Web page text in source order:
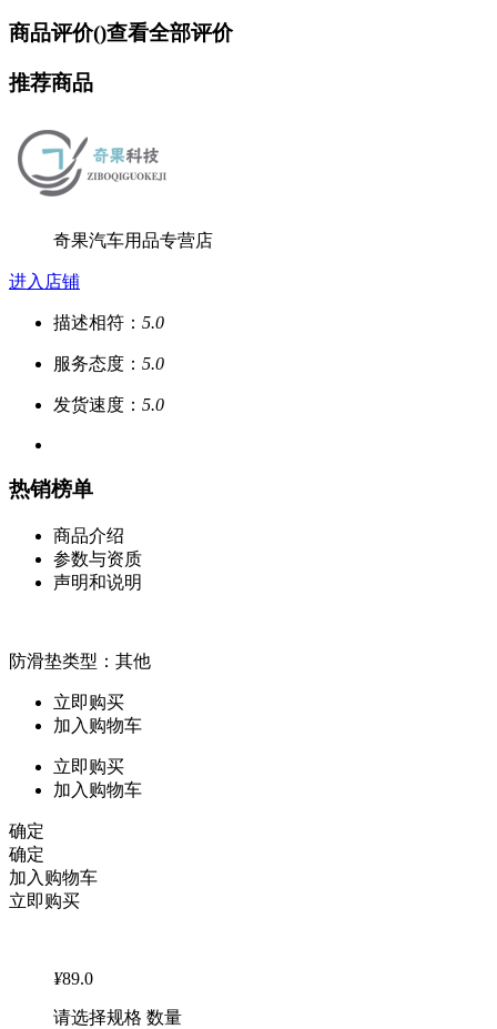
商品评价()查看全部评价
推荐商品
奇果汽车用品专营店
进入店铺
描述相符： 5.0
服务态度： 5.0
发货速度： 5.0
热销榜单
商品介绍
参数与资质
声明和说明
防滑垫类型：其他
立即购买
加入购物车
立即购买
加入购物车
确定
确定
加入购物车
立即购买
¥89.0
请选择规格 数量